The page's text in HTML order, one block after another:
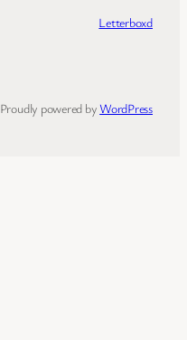
Letterboxd
Proudly powered byWordPress